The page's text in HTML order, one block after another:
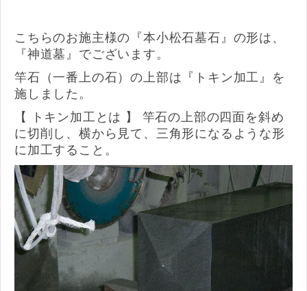
こちらのお施主様の『本小松石墓石』の形は、
『神道墓』でございます。
竿石（一番上の石）の上部は『トキン加工』を
施しました。
【 トキン加工とは 】 竿石の上部の四面を斜め
に切削し、横から見て、三角形になるような形
に加工すること。